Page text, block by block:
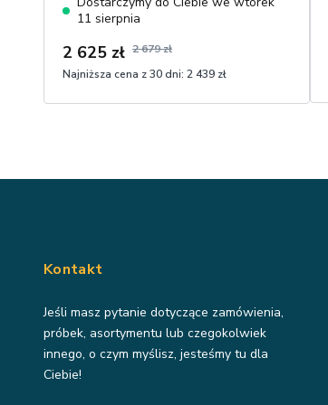
11 sierpnia
2 625 zł 2 679 zł
Najniższa cena z 30 dni: 2 439 zł
Kontakt
Jeśli masz pytanie dotyczące zamówienia,
próbek, asortymentu lub czegokolwiek
innego, o czym myślisz, jesteśmy tu dla
Ciebie!